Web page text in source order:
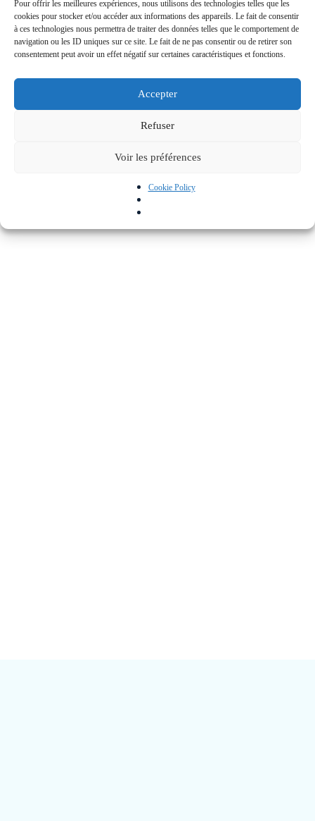
Pour offrir les meilleures expériences, nous utilisons des technologies telles que les
cookies pour stocker et/ou accéder aux informations des appareils. Le fait de consentir
à ces technologies nous permettra de traiter des données telles que le comportement de
navigation ou les ID uniques sur ce site. Le fait de ne pas consentir ou de retirer son
consentement peut avoir un effet négatif sur certaines caractéristiques et fonctions.
Accepter
Refuser
Voir les préférences
Cookie Policy